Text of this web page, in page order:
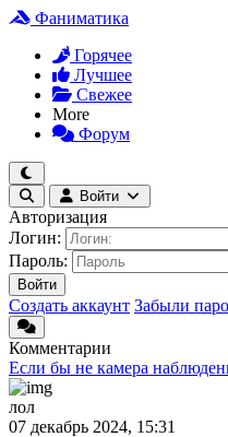
Фаниматика
Горячее
Лучшее
Свежее
More
Форум
Войти
Авторизация
Логин:
Пароль:
Войти
Создать аккаунт Забыли
Комментарии
Если бы не камера
лол
07 декабрь 2024, 15:31